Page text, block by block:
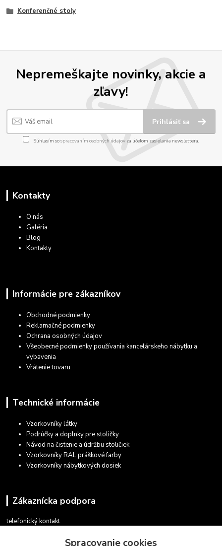
Konferenčné stoly
Nepremeškajte novinky, akcie a
zľavy!
Prihlásiť sa
Súhlasím sospracovaním osobných údajov za účelom zasielania newslettera.
Kontakty
O nás
Galéria
Blog
Kontakty
Informácie pre zákazníkov
Obchodné podmienky
Reklamačné podmienky
Ochrana osobných údajov
Všeobecné podmienky používania kancelárskeho nábytku a
vybavenia
Vrátenie tovaru
Technické informácie
Vzorkovníky látky
Podrúčky a doplnky pre stoličky
Návod na čistenie a údržbu stoličiek
Vzorkovníky RAL práškové farby
Vzorkovníky nábytkových dosiek
Zákaznícka podpora
telefonický kontakt
v pracovných dňoch 08.30 - 16.00Spracovanie cookies